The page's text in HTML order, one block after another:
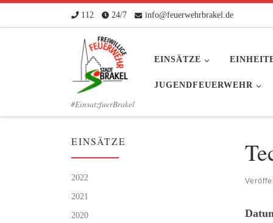
Zum Inhalt springen
112 24/7 info@feuerwehrbrakel.de
#EinsatzfuerBrakel
EINSÄTZE
JUGENDFEUERWEHR
EINSÄTZE
2022
2021
2020